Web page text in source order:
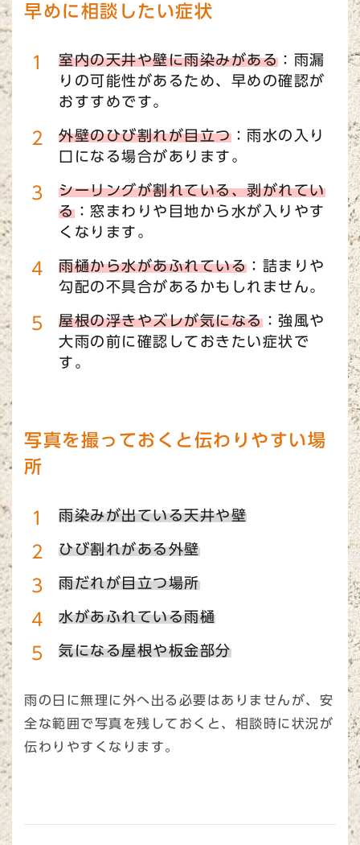
早めに相談したい症状
室内の天井や壁に雨染みがある ：雨漏
りの可能性があるため、早めの確認が
おすすめです。
外壁のひび割れが目立つ：雨水の入り
口になる場合があります。
シーリングが割れている、剥がれてい
る：窓まわりや目地から水が入りやす
くなります。
雨樋から水があふれている ：詰まりや
勾配の不具合があるかもしれません。
屋根の浮きやズレが気になる：強風や
大雨の前に確認しておきたい症状で
す。
写真を撮っておくと伝わりやすい場
所
雨染みが出ている天井や壁
ひび割れがある外壁
雨だれが目立つ場所
水があふれている雨樋
気になる屋根や板金部分
雨の日に無理に外へ出る必要はありませんが、安
全な範囲で写真を残しておくと、相談時に状況が
伝わりやすくなります。